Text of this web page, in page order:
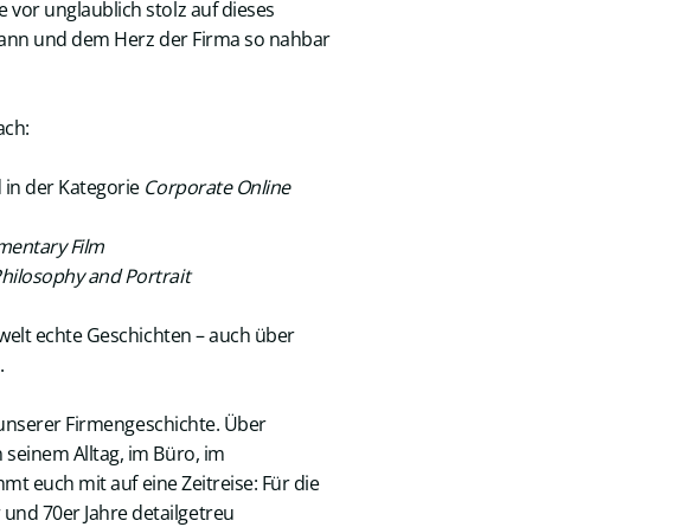
vor unglaublich stolz auf dieses
und dem Herz der Firma so nahbar
der Kategorie Corporate Online
Film
and Portrait
echte Geschichten – auch über
Firmengeschichte. Über
Alltag, im Büro, im
euch mit auf eine Zeitreise: Für die
70er Jahre detailgetreu